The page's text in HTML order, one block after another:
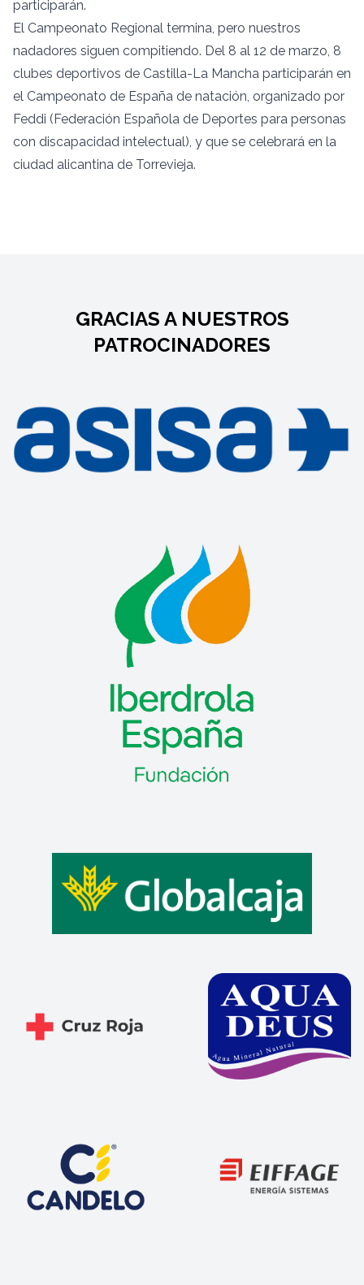
participarán.
El Campeonato Regional termina, pero nuestros
nadadores siguen compitiendo. Del 8 al 12 de marzo, 8
clubes deportivos de Castilla-La Mancha participarán en
el Campeonato de España de natación, organizado por
Feddi (Federación Española de Deportes para personas
con discapacidad intelectual), y que se celebrará en la
ciudad alicantina de Torrevieja.
GRACIAS A NUESTROS
PATROCINADORES